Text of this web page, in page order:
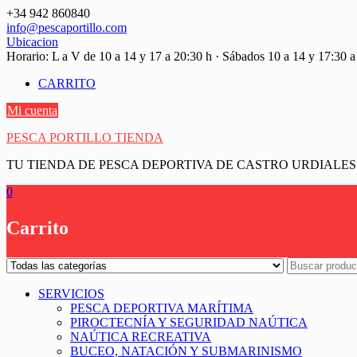
Saltar
contenido
+34 942 860840
info@pescaportillo.com
Ubicacion
Horario: L a V de 10 a 14 y 17 a 20:30 h · Sábados 10 a 14 y 17:30
CARRITO
Mi cuenta
PESCA PORTILLO TIENDA
TU TIENDA DE PESCA DEPORTIVA DE CASTRO URDIALES
0
Carrito
SERVICIOS
PESCA DEPORTIVA MARÍTIMA
PIROCTECNÍA Y SEGURIDAD NAÚTICA
NAÚTICA RECREATIVA
BUCEO, NATACIÓN Y SUBMARINISMO